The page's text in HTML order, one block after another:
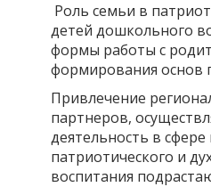
Роль семьи в
детей дошкольного
формы работы с
формирования основ
Привлечение
партнеров,
деятельность в
патриотического и
воспитания